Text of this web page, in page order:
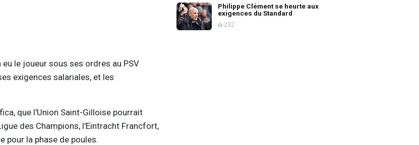
le joueur sous ses ordres au PSV
exigences salariales, et les
que l'Union Saint-Gilloise pourrait
des Champions, l'Eintracht Francfort,
pour la phase de poules.
Philippe Clément se heurte aux
exigences du Standard
232